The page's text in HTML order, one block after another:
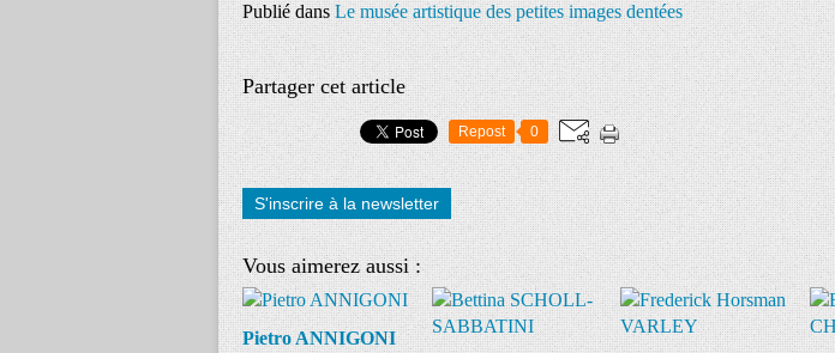
Publié dans Le musée artistique des petites images dentées
Partager cet article
Repost 0
S'inscrire à la newsletter
Vous aimerez aussi :
Pietro ANNIGONI